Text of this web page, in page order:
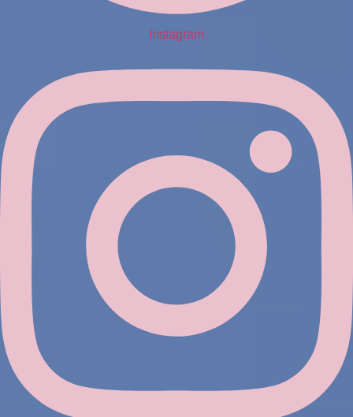
Instagram